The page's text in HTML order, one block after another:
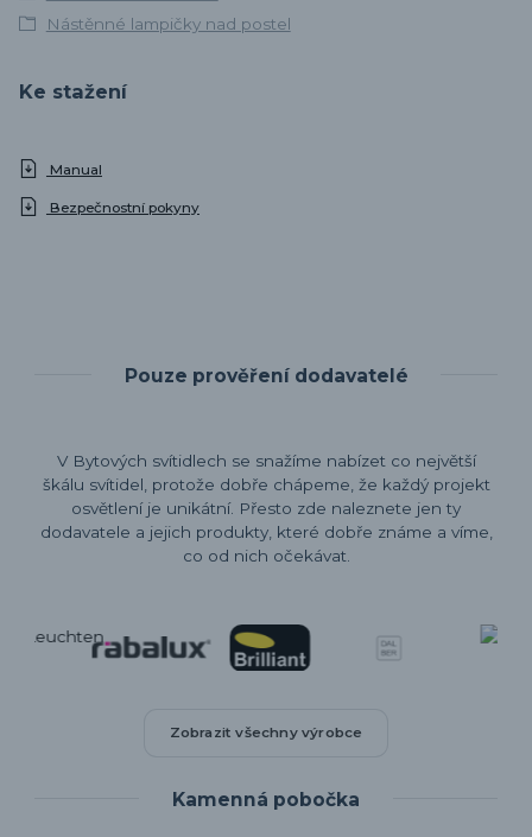
Nástěnné lampičky nad postel
Ke stažení
Manual
Bezpečnostní pokyny
Pouze prověření dodavatelé
V Bytových svítidlech se snažíme nabízet co největší
škálu svítidel, protože dobře chápeme, že každý projekt
osvětlení je unikátní. Přesto zde naleznete jen ty
dodavatele a jejich produkty, které dobře známe a víme,
co od nich očekávat.
Zobrazit všechny výrobce
Kamenná pobočka